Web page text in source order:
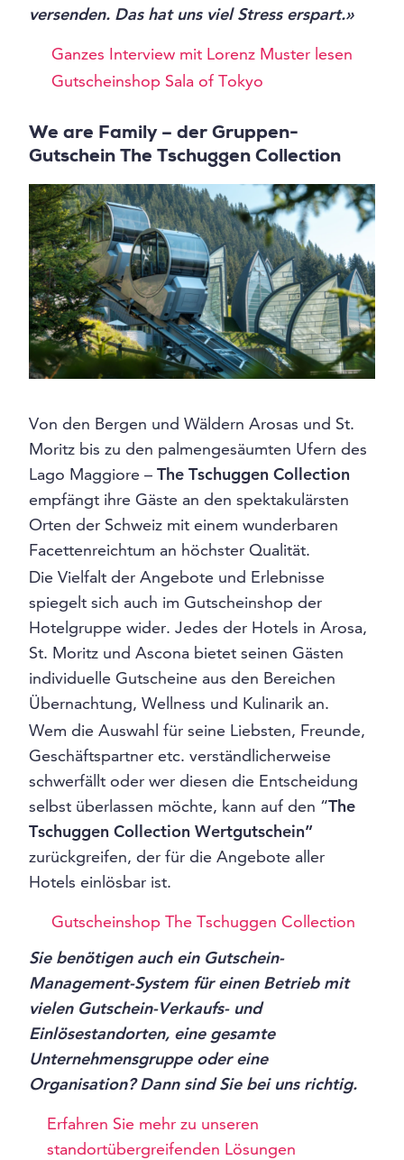
versenden. Das hat uns viel Stress erspart.»
Ganzes Interview mit Lorenz Muster lesen
Gutscheinshop Sala of Tokyo
We are Family – der Gruppen-
Gutschein The Tschuggen Collection
Von den Bergen und Wäldern Arosas und St.
Moritz bis zu den palmengesäumten Ufern des
Lago Maggiore – The Tschuggen Collection
empfängt ihre Gäste an den spektakulärsten
Orten der Schweiz mit einem wunderbaren
Facettenreichtum an höchster Qualität.
Die Vielfalt der Angebote und Erlebnisse
spiegelt sich auch im Gutscheinshop der
Hotelgruppe wider. Jedes der Hotels in Arosa,
St. Moritz und Ascona bietet seinen Gästen
individuelle Gutscheine aus den Bereichen
Übernachtung, Wellness und Kulinarik an.
Wem die Auswahl für seine Liebsten, Freunde,
Geschäftspartner etc. verständlicherweise
schwerfällt oder wer diesen die Entscheidung
selbst überlassen möchte, kann auf den “The
Tschuggen Collection Wertgutschein”
zurückgreifen, der für die Angebote aller
Hotels einlösbar ist.
Gutscheinshop The Tschuggen Collection
Sie benötigen auch ein Gutschein-
Management-System für einen Betrieb mit
vielen Gutschein-Verkaufs- und
Einlösestandorten, eine gesamte
Unternehmensgruppe oder eine
Organisation? Dann sind Sie bei uns richtig.
Erfahren Sie mehr zu unseren
standortübergreifenden Lösungen